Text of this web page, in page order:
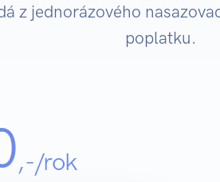
z jednorázového
poplatku.
,-/rok